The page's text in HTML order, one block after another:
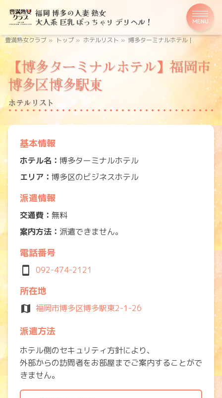
福岡 博多の人妻 熟女
大人系 巨乳 ぽっちゃり デリヘル！
MENU
豊満熟女クラブ » トップ » ホテルリスト » 博多ターミナルホテル |
【博多ターミナルホテル】福岡市
博多区博多駅東
ホテルリスト
基本情報
ホテル名： 博多ターミナルホテル
エリア： 博多区のビジネスホテル
派遣情報
交通費： 無料
案内方法： 派遣できません。
電話番号
smartphone 092-474-2121
所在地
map 福岡市博多区博多駅東2-1-26
派遣方法
ホテル側のセキュリティ方針により、
外部からの訪問者をお部屋までご案内することがで
きません。